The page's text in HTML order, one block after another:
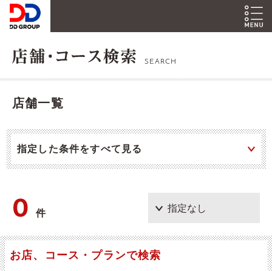
SEARCH
店舗一覧
指定した条件をすべて見る
0件
お店、コース・プランで検索